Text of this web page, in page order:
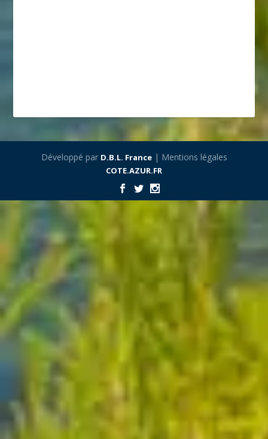
Développé par D.B.L. France| Mentions légales
COTE.AZUR.FR